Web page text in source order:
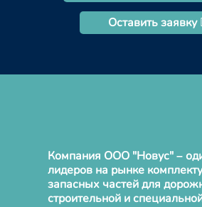
Оставить заявку
Компания ООО "Новус" –
лидеров на рынке
запасных частей для
строительной и